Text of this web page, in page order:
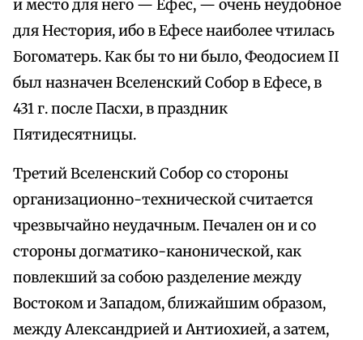
и место для него — Ефес, — очень неудобное
для Нестория, ибо в Ефесе наиболее чтилась
Богоматерь. Как бы то ни было, Феодосием II
был назначен Вселенский Собор в Ефесе, в
431 г. после Пасхи, в праздник
Пятидесятницы.
Третий Вселенский Собор со стороны
организационно-технической считается
чрезвычайно неудачным. Печален он и со
стороны догматико-канонической, как
повлекший за собою разделение между
Востоком и Западом, ближайшим образом,
между Александрией и Антиохией, а затем,